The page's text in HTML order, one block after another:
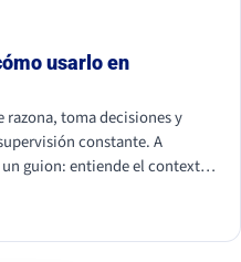
usarlo en
razona, toma decisiones y
constante. A
guion: entiende el contexto
la conversación social.